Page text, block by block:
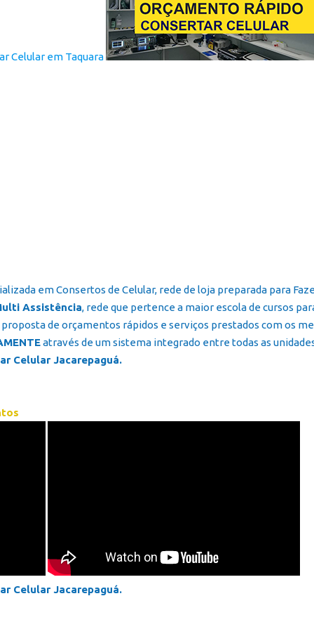
em Consertos de Celular, rede de loja preparada para
Assistência, rede que pertence a maior escola de cursos
de orçamentos rápidos e serviços prestados com os
através de um sistema integrado entre todas as
Celular Jacarepaguá.
Celular Jacarepaguá.